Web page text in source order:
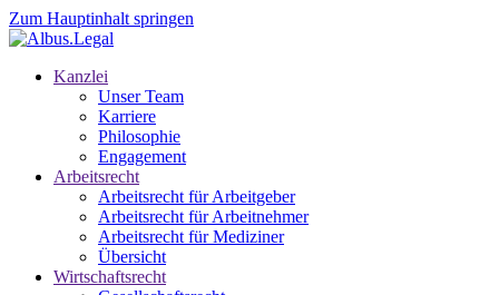
Zum Hauptinhalt springen
Kanzlei
Unser Team
Karriere
Philosophie
Engagement
Arbeitsrecht
Arbeitsrecht für Arbeitgeber
Arbeitsrecht für Arbeitnehmer
Arbeitsrecht für Mediziner
Übersicht
Wirtschaftsrecht